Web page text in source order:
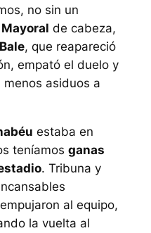
no sin un
de cabeza,
, que reapareció
empató el duelo y
asiduos a
estaba en
teníamos ganas
. Tribuna y
al equipo,
la vuelta al